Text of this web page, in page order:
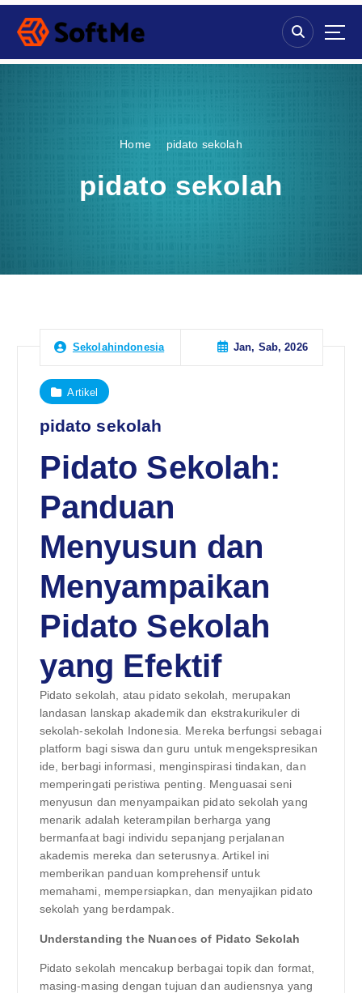
S
p
Home pidato sekolah
pidato sekolah
Sekolahindonesia Jan, Sab, 2026
Artikel
pidato sekolah
Pidato Sekolah:
Panduan
Menyusun dan
Menyampaikan
Pidato Sekolah
yang Efektif
Pidato sekolah, atau pidato sekolah, merupakan
landasan lanskap akademik dan ekstrakurikuler di
sekolah-sekolah Indonesia. Mereka berfungsi sebagai
platform bagi siswa dan guru untuk mengekspresikan
ide, berbagi informasi, menginspirasi tindakan, dan
memperingati peristiwa penting. Menguasai seni
menyusun dan menyampaikan pidato sekolah yang
menarik adalah keterampilan berharga yang
bermanfaat bagi individu sepanjang perjalanan
akademis mereka dan seterusnya. Artikel ini
memberikan panduan komprehensif untuk
memahami, mempersiapkan, dan menyajikan pidato
sekolah yang berdampak.
Understanding the Nuances of Pidato Sekolah
Pidato sekolah mencakup berbagai topik dan format,
masing-masing dengan tujuan dan audiensnya yang